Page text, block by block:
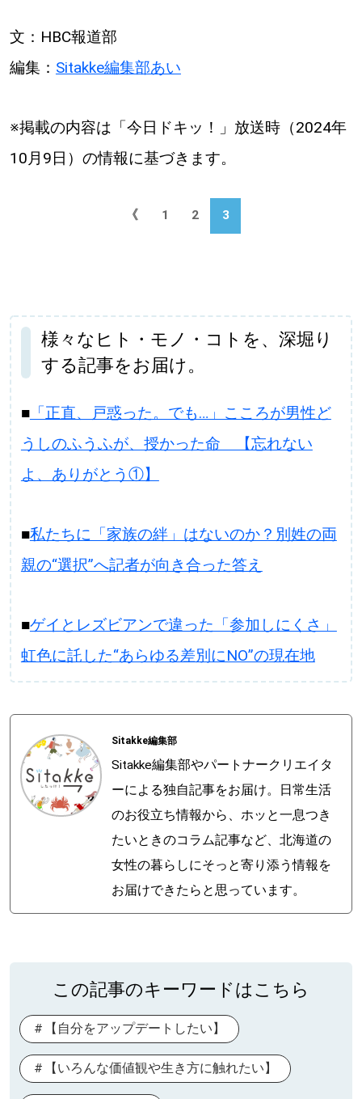
文：HBC報道部
編集： Sitakke編集部あい
※掲載の内容は「今日ドキッ！」放送時（2024年
10月9日）の情報に基づきます。
《 1 2 3
様々なヒト・モノ・コトを、深堀り
する記事をお届け。
■「正直、戸惑った。でも…」こころが男性ど
うしのふうふが、授かった命 【忘れない
よ、ありがとう①】
■私たちに「家族の絆」はないのか？別姓の両
親の“選択”へ記者が向き合った答え
■ゲイとレズビアンで違った「参加しにくさ」
虹色に託した“あらゆる差別にNO”の現在地
Sitakke編集部
Sitakke編集部やパートナークリエイタ
ーによる独自記事をお届け。日常生活
のお役立ち情報から、ホッと一息つき
たいときのコラム記事など、北海道の
女性の暮らしにそっと寄り添う情報を
お届けできたらと思っています。
この記事のキーワードはこちら
【自分をアップデートしたい】
【いろんな価値観や生き方に触れたい】